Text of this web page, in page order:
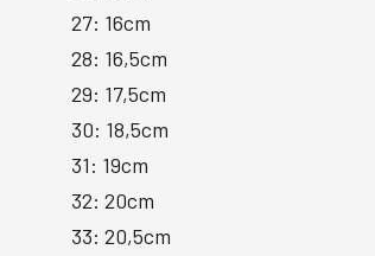
27: 16cm
28: 16,5cm
29: 17,5cm
30: 18,5cm
31: 19cm
32: 20cm
33: 20,5cm